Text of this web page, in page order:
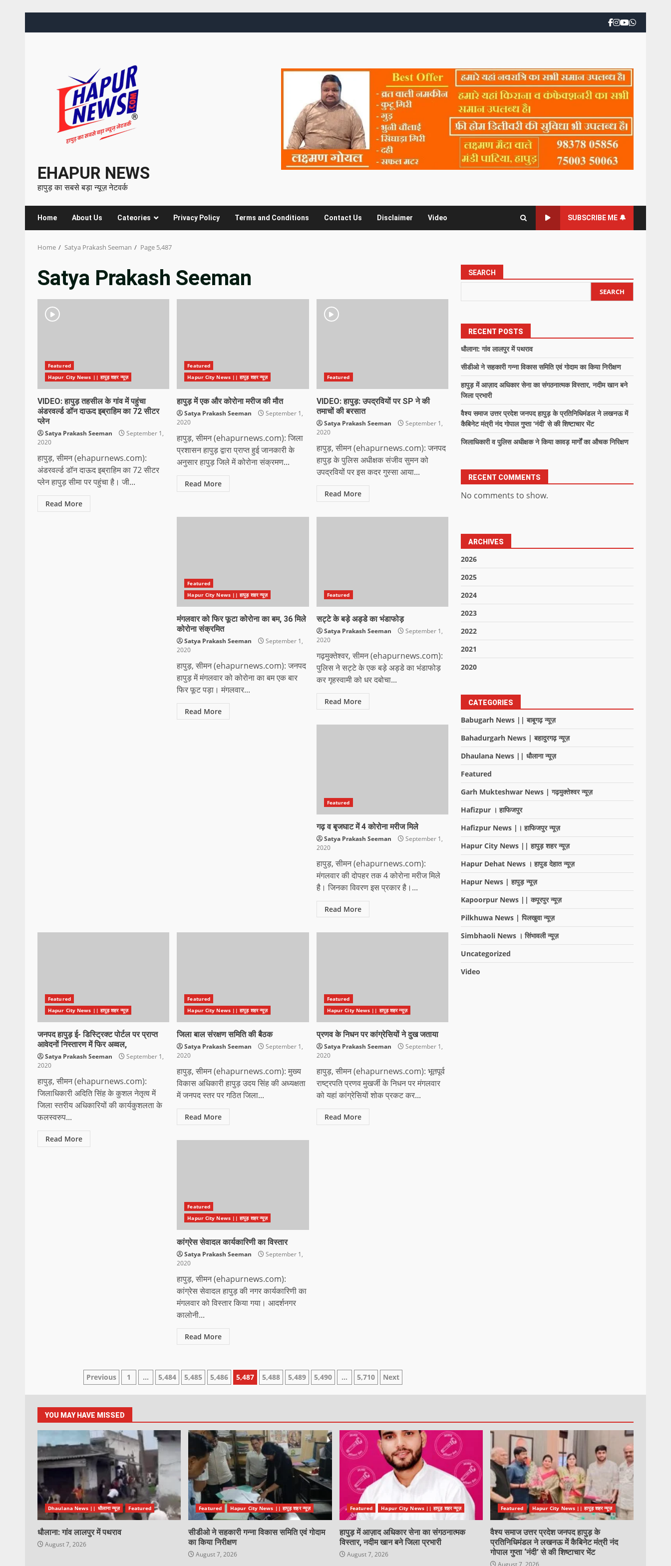
EHAPUR NEWS
हापुड़ का सबसे बड़ा न्यूज़ नेटवर्क
Home About Us Cateories Privacy Policy Terms and Conditions Contact Us Disclaimer Video SUBSCRIBE ME 🔔
Home Satya Prakash Seeman Page 5,487
Satya Prakash Seeman
Featured
Hapur City News || हापुड़ शहर न्यूज़
VIDEO: हापुड़ तहसील के गांव में पहुंचा
अंडरवर्ल्ड डॉन दाऊद इब्राहिम का 72 सीटर
प्लेन
Satya Prakash Seeman
September 1,
2020
हापुड़, सीमन (ehapurnews.com):
अंडरवर्ल्ड डॉन दाऊद इब्राहिम का 72 सीटर
प्लेन हापुड़ सीमा पर पहुंचा है। जी...
Read More
Featured
Hapur City News || हापुड़ शहर न्यूज़
हापुड़ में एक और कोरोना मरीज की मौत
Satya Prakash Seeman
September 1,
2020
हापुड़, सीमन (ehapurnews.com): जिला
प्रशासन हापुड़ द्वारा प्राप्त हुई जानकारी के
अनुसार हापुड़ जिले में कोरोना संक्रमण...
Read More
Featured
VIDEO: हापुड़: उपद्रवियों पर SP ने की
तमाचों की बरसात
Satya Prakash Seeman
September 1,
2020
हापुड़, सीमन (ehapurnews.com): जनपद
हापुड़ के पुलिस अधीक्षक संजीव सुमन को
उपद्रवियों पर इस कदर गुस्सा आया...
Read More
Featured
Hapur City News || हापुड़ शहर न्यूज़
मंगलवार को फिर फूटा कोरोना का बम, 36 मिले
कोरोना संक्रमित
Satya Prakash Seeman
September 1,
2020
हापुड़, सीमन (ehapurnews.com): जनपद
हापुड़ में मंगलवार को कोरोना का बम एक बार
फिर फूट पड़ा। मंगलवार...
Read More
Featured
सट्टे के बड़े अड्डे का भंडाफोड़
Satya Prakash Seeman
September 1,
2020
गढ़मुक्तेश्वर, सीमन (ehapurnews.com):
पुलिस ने सट्टे के एक बड़े अड्डे का भंडाफोड़
कर गृहस्वामी को धर दबोचा...
Read More
Featured
गढ़ व बृजघाट में 4 कोरोना मरीज मिले
Satya Prakash Seeman
September 1,
2020
हापुड़, सीमन (ehapurnews.com):
मंगलवार की दोपहर तक 4 कोरोना मरीज मिले
है। जिनका विवरण इस प्रकार है।...
Read More
Featured
Hapur City News || हापुड़ शहर न्यूज़
जनपद हापुड़ ई- डिस्ट्रिक्ट पोर्टल पर प्राप्त
आवेदनों निस्तारण में फिर अव्वल,
Satya Prakash Seeman
September 1,
2020
हापुड़, सीमन (ehapurnews.com):
जिलाधिकारी अदिति सिंह के कुशल नेतृत्व में
जिला स्तरीय अधिकारियों की कार्यकुशलता के
फलस्वरुप...
Read More
Featured
Hapur City News || हापुड़ शहर न्यूज़
जिला बाल संरक्षण समिति की बैठक
Satya Prakash Seeman
September 1,
2020
हापुड़, सीमन (ehapurnews.com): मुख्य
विकास अधिकारी हापुड़ उदय सिंह की अध्यक्षता
में जनपद स्तर पर गठित जिला...
Read More
Featured
Hapur City News || हापुड़ शहर न्यूज़
प्रणव के निधन पर कांग्रेसियों ने दुख जताया
Satya Prakash Seeman
September 1,
2020
हापुड़, सीमन (ehapurnews.com): भूतपूर्व
राष्ट्रपति प्रणव मुखर्जी के निधन पर मंगलवार
को यहां कांग्रेसियों शोक प्रकट कर...
Read More
Featured
Hapur City News || हापुड़ शहर न्यूज़
कांग्रेस सेवादल कार्यकारिणी का विस्तार
Satya Prakash Seeman
September 1,
2020
हापुड़, सीमन (ehapurnews.com):
कांग्रेस सेवादल हापुड़ की नगर कार्यकारिणी का
मंगलवार को विस्तार किया गया। आदर्शनगर
कालोनी...
Read More
Previous 1 … 5,484 5,485 5,486 5,487 5,488 5,489 5,490 … 5,710 Next
SEARCH
SEARCH
RECENT POSTS
धौलाना: गांव लालपुर में पथराव
सीडीओ ने सहकारी गन्ना विकास समिति एवं गोदाम का किया निरीक्षण
हापुड़ में आज़ाद अधिकार सेना का संगठनात्मक विस्तार, नदीम खान बने
जिला प्रभारी
वैश्य समाज उत्तर प्रदेश जनपद हापुड़ के प्रतिनिधिमंडल ने लखनऊ में
कैबिनेट मंत्री नंद गोपाल गुप्ता ‘नंदी’ से की शिष्टाचार भेंट
जिलाधिकारी व पुलिस अधीक्षक ने किया कावड़ मार्गों का औचक निरिक्षण
RECENT COMMENTS
No comments to show.
ARCHIVES
2026
2025
2024
2023
2022
2021
2020
CATEGORIES
Babugarh News || बाबूगढ़ न्यूज़
Bahadurgarh News | बहादुरगढ़ न्यूज़
Dhaulana News || धौलाना न्यूज़
Featured
Garh Mukteshwar News | गढ़मुक्तेश्वर न्यूज़
Hafizpur । हाफिजपुर
Hafizpur News |। हाफिजपुर न्यूज़
Hapur City News || हापुड़ शहर न्यूज़
Hapur Dehat News । हापुड देहात न्यूज़
Hapur News | हापुड़ न्यूज़
Kapoorpur News || कपूरपुर न्यूज़
Pilkhuwa News | पिलखुवा न्यूज़
Simbhaoli News । सिंभावली न्यूज़
Uncategorized
Video
YOU MAY HAVE MISSED
Dhaulana News || धौलाना न्यूज़ Featured
धौलाना: गांव लालपुर में पथराव
August 7, 2026
Featured Hapur City News || हापुड़ शहर न्यूज़
सीडीओ ने सहकारी गन्ना विकास समिति एवं गोदाम
का किया निरीक्षण
August 7, 2026
Featured Hapur City News || हापुड़ शहर न्यूज़
हापुड़ में आज़ाद अधिकार सेना का संगठनात्मक
विस्तार, नदीम खान बने जिला प्रभारी
August 7, 2026
Featured Hapur City News || हापुड़ शहर न्यूज़
वैश्य समाज उत्तर प्रदेश जनपद हापुड़ के
प्रतिनिधिमंडल ने लखनऊ में कैबिनेट मंत्री नंद
गोपाल गुप्ता ‘नंदी’ से की शिष्टाचार भेंट
August 7, 2026